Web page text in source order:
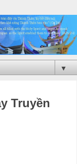
▼
Truyền